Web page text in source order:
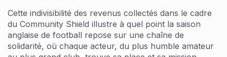
Cette indivisibilité des revenus collectés dans le cadre
du Community Shield illustre à quel point la saison
anglaise de football repose sur une chaîne de
solidarité, où chaque acteur, du plus humble amateur